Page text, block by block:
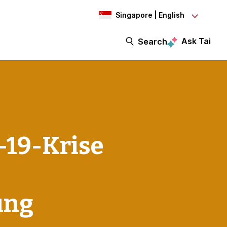
Singapore | English
Search Ask Tai
Krise